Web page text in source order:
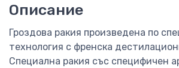
Описание
Гроздова ракия произведена по
технология с френска
Специална ракия със специфичен